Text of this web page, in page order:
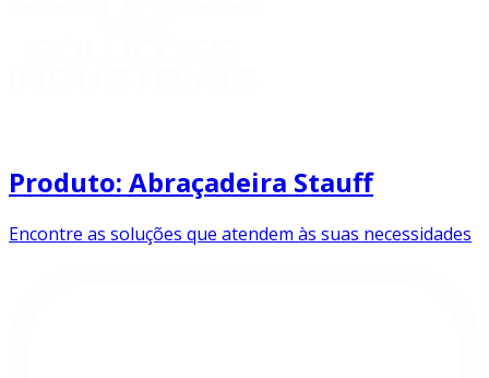
Produto: Abraçadeira Stauff
Encontre as soluções que atendem às suas necessidades